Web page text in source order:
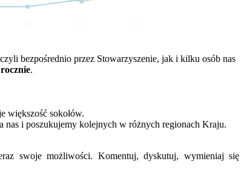
bezpośrednio przez Stowarzyszenie, jak i kilku osób nas
.
większość sokołów.
nas i poszukujemy kolejnych w różnych regionach Kraju.
swoje możliwości. Komentuj, dyskutuj, wymieniaj się